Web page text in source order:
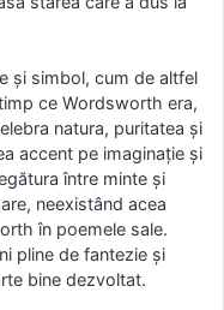
şi simbol, cum de altfel
ce Wordsworth era,
natura, puritatea şi
accent pe imaginaţie şi
între minte şi
neexistând acea
în poemele sale.
pline de fantezie şi
bine dezvoltat.